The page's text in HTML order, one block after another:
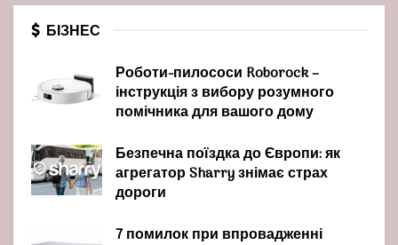
БІЗНЕС
Роботи-пилососи Roborock –
інструкція з вибору розумного
помічника для вашого дому
Безпечна поїздка до Європи: як
агрегатор Sharry знімає страх
дороги
7 помилок при впровадженні